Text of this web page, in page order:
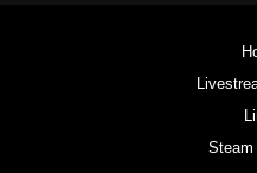
Steam